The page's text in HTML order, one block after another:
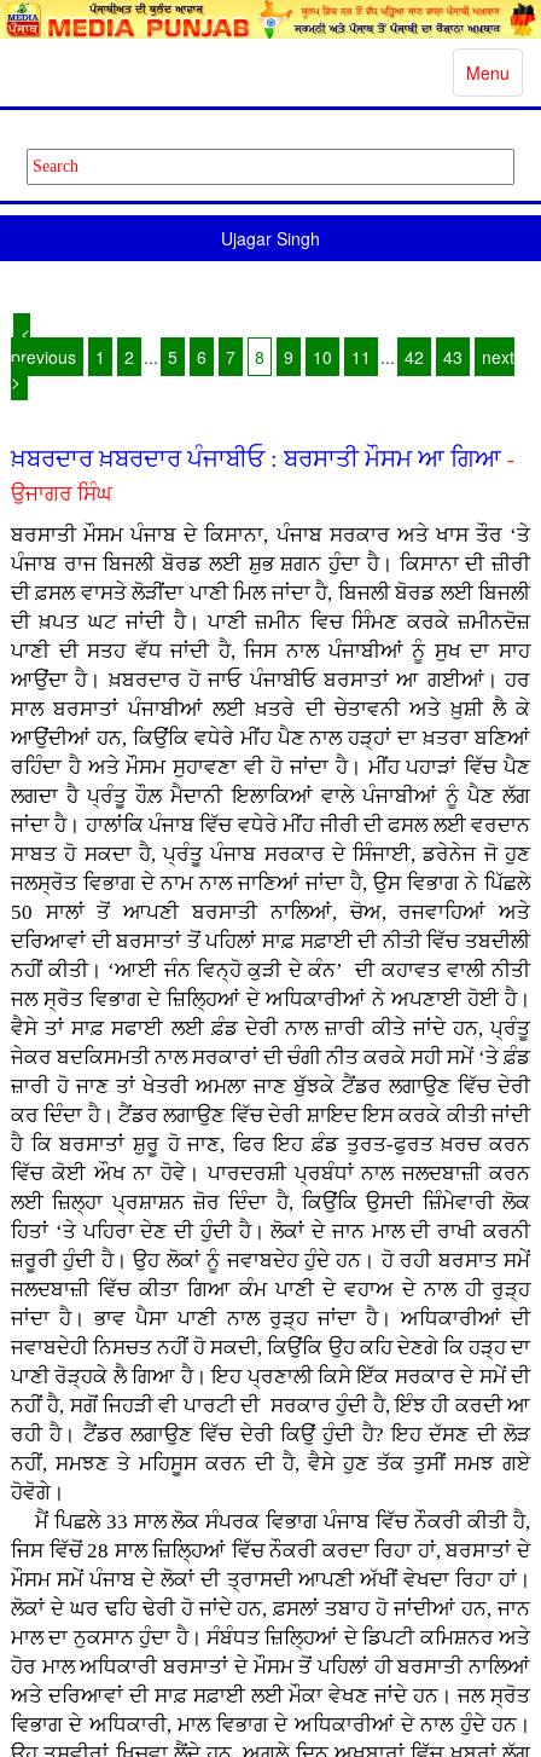
Toggle
Menu
Ujagar Singh
<
previous
1 2 ... 5 6 7 8 9 10 11 ... 42 43
next
>
ਖ਼ਬਰਦਾਰ ਖ਼ਬਰਦਾਰ ਪੰਜਾਬੀਓ : ਬਰਸਾਤੀ ਮੌਸਮ ਆ ਗਿਆ -
ਉਜਾਗਰ ਸਿੰਘ
ਬਰਸਾਤੀ ਮੌਸਮ ਪੰਜਾਬ ਦੇ ਕਿਸਾਨਾ, ਪੰਜਾਬ ਸਰਕਾਰ ਅਤੇ ਖਾਸ ਤੌਰ ‘ਤੇ
ਪੰਜਾਬ ਰਾਜ ਬਿਜਲੀ ਬੋਰਡ ਲਈ ਸ਼ੁਭ ਸ਼ਗਨ ਹੁੰਦਾ ਹੈ। ਕਿਸਾਨਾ ਦੀ ਜ਼ੀਰੀ
ਦੀ ਫ਼ਸਲ ਵਾਸਤੇ ਲੋੜੀਂਦਾ ਪਾਣੀ ਮਿਲ ਜਾਂਦਾ ਹੈ, ਬਿਜਲੀ ਬੋਰਡ ਲਈ ਬਿਜਲੀ
ਦੀ ਖ਼ਪਤ ਘਟ ਜਾਂਦੀ ਹੈ। ਪਾਣੀ ਜ਼ਮੀਨ ਵਿਚ ਸਿੰਮਣ ਕਰਕੇ ਜ਼ਮੀਨਦੋਜ਼
ਪਾਣੀ ਦੀ ਸਤਹ ਵੱਧ ਜਾਂਦੀ ਹੈ, ਜਿਸ ਨਾਲ ਪੰਜਾਬੀਆਂ ਨੂੰ ਸੁਖ ਦਾ ਸਾਹ
ਆਉਂਦਾ ਹੈ। ਖ਼ਬਰਦਾਰ ਹੋ ਜਾਓ ਪੰਜਾਬੀਓ ਬਰਸਾਤਾਂ ਆ ਗਈਆਂ। ਹਰ
ਸਾਲ ਬਰਸਾਤਾਂ ਪੰਜਾਬੀਆਂ ਲਈ ਖ਼ਤਰੇ ਦੀ ਚੇਤਾਵਨੀ ਅਤੇ ਖ਼ੁਸ਼ੀ ਲੈ ਕੇ
ਆਉਂਦੀਆਂ ਹਨ, ਕਿਉਂਕਿ ਵਧੇਰੇ ਮੀਂਹ ਪੈਣ ਨਾਲ ਹੜ੍ਹਾਂ ਦਾ ਖ਼ਤਰਾ ਬਣਿਆਂ
ਰਹਿੰਦਾ ਹੈ ਅਤੇ ਮੌਸਮ ਸੁਹਾਵਣਾ ਵੀ ਹੋ ਜਾਂਦਾ ਹੈ। ਮੀਂਹ ਪਹਾੜਾਂ ਵਿੱਚ ਪੈਣ
ਲਗਦਾ ਹੈ ਪ੍ਰੰਤੂ ਹੌਲ਼ ਮੈਦਾਨੀ ਇਲਾਕਿਆਂ ਵਾਲੇ ਪੰਜਾਬੀਆਂ ਨੂੰ ਪੈਣ ਲੱਗ
ਜਾਂਦਾ ਹੈ। ਹਾਲਾਂਕਿ ਪੰਜਾਬ ਵਿੱਚ ਵਧੇਰੇ ਮੀਂਹ ਜੀਰੀ ਦੀ ਫਸਲ ਲਈ ਵਰਦਾਨ
ਸਾਬਤ ਹੋ ਸਕਦਾ ਹੈ, ਪ੍ਰੰਤੂ ਪੰਜਾਬ ਸਰਕਾਰ ਦੇ ਸਿੰਜਾਈ, ਡਰੇਨੇਜ ਜੋ ਹੁਣ
ਜਲਸ੍ਰੋਤ ਵਿਭਾਗ ਦੇ ਨਾਮ ਨਾਲ ਜਾਣਿਆਂ ਜਾਂਦਾ ਹੈ, ਉਸ ਵਿਭਾਗ ਨੇ ਪਿੱਛਲੇ
50 ਸਾਲਾਂ ਤੋਂ ਆਪਣੀ ਬਰਸਾਤੀ ਨਾਲਿਆਂ, ਚੋਅ, ਰਜਵਾਹਿਆਂ ਅਤੇ
ਦਰਿਆਵਾਂ ਦੀ ਬਰਸਾਤਾਂ ਤੋਂ ਪਹਿਲਾਂ ਸਾਫ਼ ਸਫ਼ਾਈ ਦੀ ਨੀਤੀ ਵਿੱਚ ਤਬਦੀਲੀ
ਨਹੀਂ ਕੀਤੀ। ‘ਆਈ ਜੰਨ ਵਿਨ੍ਹੋ ਕੁੜੀ ਦੇ ਕੰਨ’ ਦੀ ਕਹਾਵਤ ਵਾਲੀ ਨੀਤੀ
ਜਲ ਸ੍ਰੋਤ ਵਿਭਾਗ ਦੇ ਜ਼ਿਲਿ੍ਹਆਂ ਦੇ ਅਧਿਕਾਰੀਆਂ ਨੇ ਅਪਣਾਈ ਹੋਈ ਹੈ।
ਵੈਸੇ ਤਾਂ ਸਾਫ਼ ਸਫਾਈ ਲਈ ਫ਼ੰਡ ਦੇਰੀ ਨਾਲ ਜ਼ਾਰੀ ਕੀਤੇ ਜਾਂਦੇ ਹਨ, ਪ੍ਰੰਤੂ
ਜੇਕਰ ਬਦਕਿਸਮਤੀ ਨਾਲ ਸਰਕਾਰਾਂ ਦੀ ਚੰਗੀ ਨੀਤ ਕਰਕੇ ਸਹੀ ਸਮੇਂ ‘ਤੇ ਫ਼ੰਡ
ਜ਼ਾਰੀ ਹੋ ਜਾਣ ਤਾਂ ਖੇਤਰੀ ਅਮਲਾ ਜਾਣ ਬੁੱਝਕੇ ਟੈਂਡਰ ਲਗਾਉਣ ਵਿੱਚ ਦੇਰੀ
ਕਰ ਦਿੰਦਾ ਹੈ। ਟੈਂਡਰ ਲਗਾਉਣ ਵਿੱਚ ਦੇਰੀ ਸ਼ਾਇਦ ਇਸ ਕਰਕੇ ਕੀਤੀ ਜਾਂਦੀ
ਹੈ ਕਿ ਬਰਸਾਤਾਂ ਸ਼ੁਰੂ ਹੋ ਜਾਣ, ਫਿਰ ਇਹ ਫ਼ੰਡ ਤੁਰਤ-ਫੁਰਤ ਖ਼ਰਚ ਕਰਨ
ਵਿੱਚ ਕੋਈ ਔਖ ਨਾ ਹੋਵੇ। ਪਾਰਦਰਸ਼ੀ ਪ੍ਰਬੰਧਾਂ ਨਾਲ ਜਲਦਬਾਜ਼ੀ ਕਰਨ
ਲਈ ਜ਼ਿਲ੍ਹਾ ਪ੍ਰਸ਼ਾਸ਼ਨ ਜ਼ੋਰ ਦਿੰਦਾ ਹੈ, ਕਿਉਂਕਿ ਉਸਦੀ ਜ਼ਿੰਮੇਵਾਰੀ ਲੋਕ
ਹਿਤਾਂ ‘ਤੇ ਪਹਿਰਾ ਦੇਣ ਦੀ ਹੁੰਦੀ ਹੈ। ਲੋਕਾਂ ਦੇ ਜਾਨ ਮਾਲ ਦੀ ਰਾਖੀ ਕਰਨੀ
ਜ਼ਰੂਰੀ ਹੁੰਦੀ ਹੈ। ਉਹ ਲੋਕਾਂ ਨੂੰ ਜਵਾਬਦੇਹ ਹੁੰਦੇ ਹਨ। ਹੋ ਰਹੀ ਬਰਸਾਤ ਸਮੇਂ
ਜਲਦਬਾਜ਼ੀ ਵਿੱਚ ਕੀਤਾ ਗਿਆ ਕੰਮ ਪਾਣੀ ਦੇ ਵਹਾਅ ਦੇ ਨਾਲ ਹੀ ਰੁੜ੍ਹ
ਜਾਂਦਾ ਹੈ। ਭਾਵ ਪੈਸਾ ਪਾਣੀ ਨਾਲ ਰੁੜ੍ਹ ਜਾਂਦਾ ਹੈ। ਅਧਿਕਾਰੀਆਂ ਦੀ
ਜਵਾਬਦੇਹੀ ਨਿਸਚਤ ਨਹੀਂ ਹੋ ਸਕਦੀ, ਕਿਉਂਕਿ ਉਹ ਕਹਿ ਦੇਣਗੇ ਕਿ ਹੜ੍ਹ ਦਾ
ਪਾਣੀ ਰੋੜ੍ਹਕੇ ਲੈ ਗਿਆ ਹੈ। ਇਹ ਪ੍ਰਣਾਲੀ ਕਿਸੇ ਇੱਕ ਸਰਕਾਰ ਦੇ ਸਮੇਂ ਦੀ
ਨਹੀਂ ਹੈ, ਸਗੋਂ ਜਿਹੜੀ ਵੀ ਪਾਰਟੀ ਦੀ ਸਰਕਾਰ ਹੁੰਦੀ ਹੈ, ਇੰਝ ਹੀ ਕਰਦੀ ਆ
ਰਹੀ ਹੈ। ਟੈਂਡਰ ਲਗਾਉਣ ਵਿੱਚ ਦੇਰੀ ਕਿਉਂ ਹੁੰਦੀ ਹੈ? ਇਹ ਦੱਸਣ ਦੀ ਲੋੜ
ਨਹੀਂ, ਸਮਝਣ ਤੇ ਮਹਿਸੂਸ ਕਰਨ ਦੀ ਹੈ, ਵੈਸੇ ਹੁਣ ਤੱਕ ਤੁਸੀਂ ਸਮਝ ਗਏ
ਹੋਵੋਗੇ।
ਮੈਂ ਪਿਛਲੇ 33 ਸਾਲ ਲੋਕ ਸੰਪਰਕ ਵਿਭਾਗ ਪੰਜਾਬ ਵਿੱਚ ਨੌਕਰੀ ਕੀਤੀ ਹੈ,
ਜਿਸ ਵਿੱਚੋਂ 28 ਸਾਲ ਜ਼ਿਲਿ੍ਹਆਂ ਵਿੱਚ ਨੌਕਰੀ ਕਰਦਾ ਰਿਹਾ ਹਾਂ, ਬਰਸਾਤਾਂ ਦੇ
ਮੌਸਮ ਸਮੇਂ ਪੰਜਾਬ ਦੇ ਲੋਕਾਂ ਦੀ ਤ੍ਰਾਸਦੀ ਆਪਣੀ ਅੱਖੀਂ ਵੇਖਦਾ ਰਿਹਾ ਹਾਂ।
ਲੋਕਾਂ ਦੇ ਘਰ ਢਹਿ ਢੇਰੀ ਹੋ ਜਾਂਦੇ ਹਨ, ਫ਼ਸਲਾਂ ਤਬਾਹ ਹੋ ਜਾਂਦੀਆਂ ਹਨ, ਜਾਨ
ਮਾਲ ਦਾ ਨੁਕਸਾਨ ਹੁੰਦਾ ਹੈ। ਸੰਬੰਧਤ ਜ਼ਿਲਿ੍ਹਆਂ ਦੇ ਡਿਪਟੀ ਕਮਿਸ਼ਨਰ ਅਤੇ
ਹੋਰ ਮਾਲ ਅਧਿਕਾਰੀ ਬਰਸਾਤਾਂ ਦੇ ਮੌਸਮ ਤੋਂ ਪਹਿਲਾਂ ਹੀ ਬਰਸਾਤੀ ਨਾਲਿਆਂ
ਅਤੇ ਦਰਿਆਵਾਂ ਦੀ ਸਾਫ਼ ਸਫ਼ਾਈ ਲਈ ਮੌਕਾ ਵੇਖਣ ਜਾਂਦੇ ਹਨ। ਜਲ ਸ੍ਰੋਤ
ਵਿਭਾਗ ਦੇ ਅਧਿਕਾਰੀ, ਮਾਲ ਵਿਭਾਗ ਦੇ ਅਧਿਕਾਰੀਆਂ ਦੇ ਨਾਲ ਹੁੰਦੇ ਹਨ।